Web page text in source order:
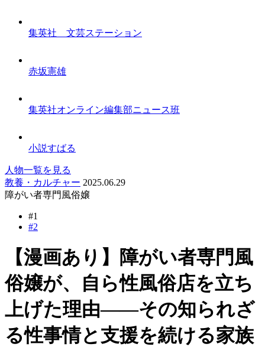
集英社 文芸ステーション
赤坂憲雄
集英社オンライン編集部ニュース班
小説すばる
人物一覧を見る
教養・カルチャー 2025.06.29
障がい者専門風俗嬢
#1
#2
【漫画あり】障がい者専門風
俗嬢が、自ら性風俗店を立ち
上げた理由――その知られざ
る性事情と支援を続ける家族